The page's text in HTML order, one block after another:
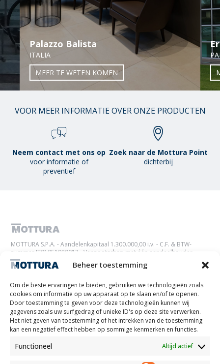
Beheer toestemming
Om de beste ervaringen te bieden, gebruiken we technologieën zoals
cookies om informatie op uw apparaat op te slaan en/of te openen.
Door toestemming te geven voor deze technologieën kunnen wij
gegevens zoals uw surfgedrag of unieke ID's op deze site verwerken.
Het niet geven van toestemming of het intrekken van de toestemming
kan een negatief effect hebben op sommige kenmerken en functies.
Functioneel Altijd actief
Palazzo Balista
ITALIA
MEER TE WETEN KOMEN
01
VOOR MEER INFORMATIE OVER ONZE PRODUCTEN
Neem contact met ons op
voor informatie of
preventief
Zoek naar de Mottura Point
dichterbij
MOTTURA S.P.A. - Aandelenkapitaal 1.300.000,00 i.v. - C.F. & BTW-
nummer IT01051980017 - Vennootschap met één aandeelhouder
onder beheer en coördinatie door Tescofin Srl
Privacy Policy
Cookie Policy Imprint
Disconoscimento
Lithos S.r.l.
Het project/interventie "Bevordering van de digitale transitie van het
ondernemerssysteem" Maatregel - KMO DIGITALISATIEVOUCHER werd gecreëerd dankzij de
cofinanciering van de POR FESR Piemonte 2021-2027 AXIS RSO1.2 Actie I.1ii.2 voltooiingsjaar